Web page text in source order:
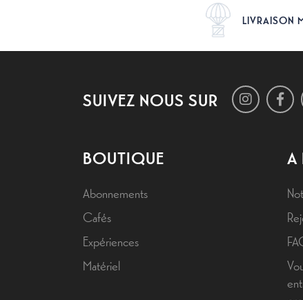
LIVRAISON
SUIVEZ NOUS SUR
BOUTIQUE
Abonnements
Cafés
Expériences
Matériel
A